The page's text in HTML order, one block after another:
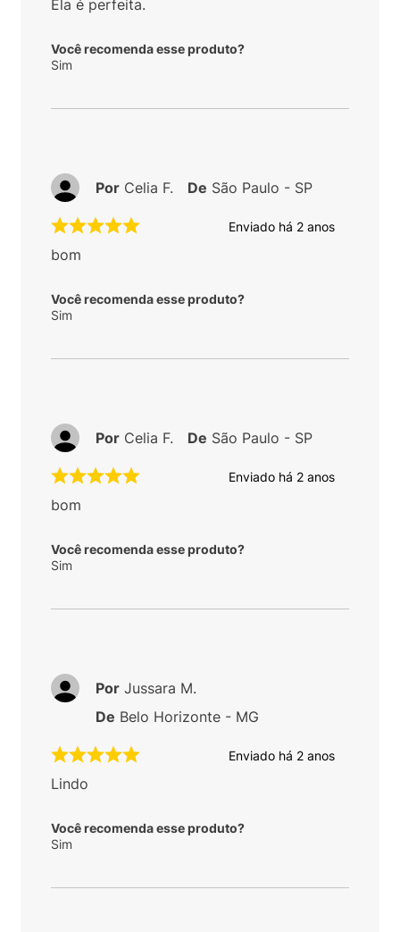
Ela é perfeita.
Você recomenda esse produto?
Sim
Enviado há 2 anos
bom
Você recomenda esse produto?
Sim
Por Celia F. De São Paulo - SP
Enviado há 2 anos
bom
Você recomenda esse produto?
Sim
Por Celia F. De São Paulo - SP
Enviado há 2 anos
Lindo
Você recomenda esse produto?
Sim
Por Jussara M.
De Belo Horizonte - MG